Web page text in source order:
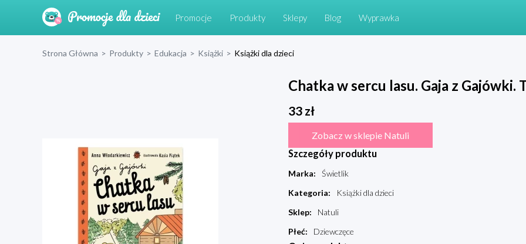
Promocje Produkty Sklepy Blog Wyprawka
Strona Główna > Produkty > Edukacja > Książki > Książki dla dzieci
Chatka w sercu lasu. Gaja z Gajówki.
33zł
Zobacz w sklepie Natuli
Szczegóły produktu
Marka:
Świetlik
Kategoria:
Książki dla dzieci
Sklep:
Natuli
Płeć: Dziewczęce